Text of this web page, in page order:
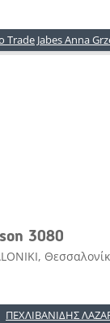
Trade Jabes Anna
3080
ΠΕΧΛΙΒΑΝΙΔΗΣ